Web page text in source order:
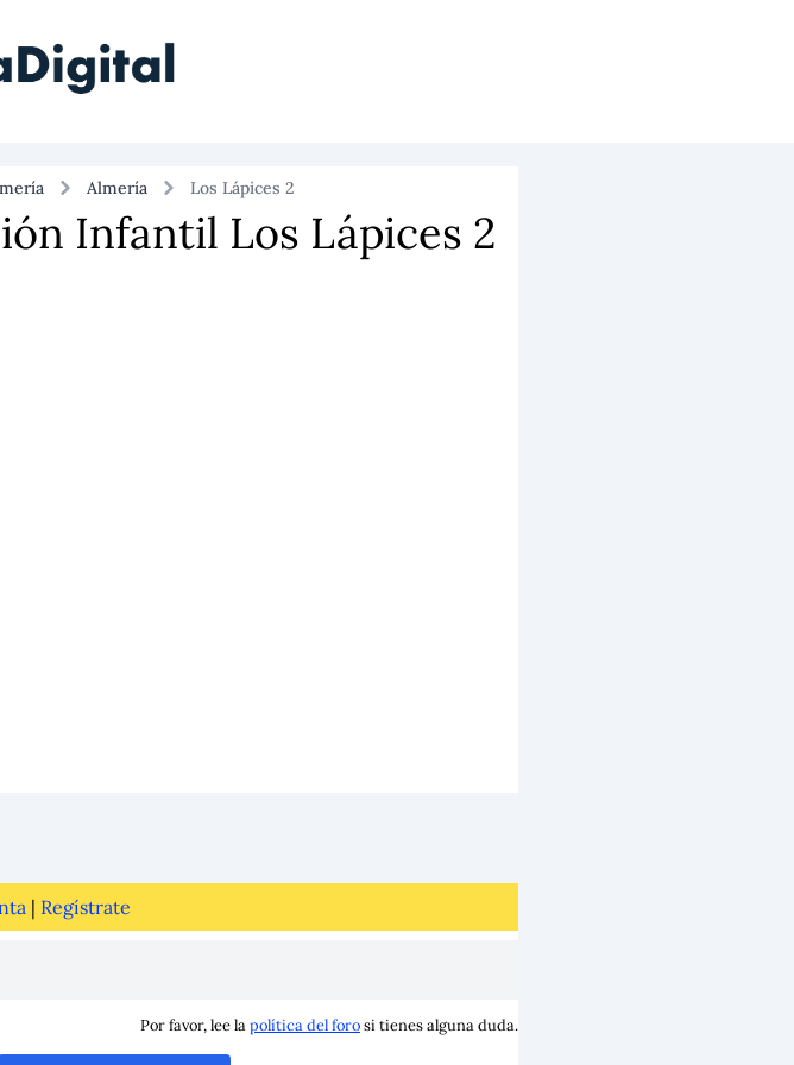
Almería Los Lápices 2
Infantil Los Lápices 2
| Regístrate
Por favor, lee lapolítica del forosi tienes alguna duda.